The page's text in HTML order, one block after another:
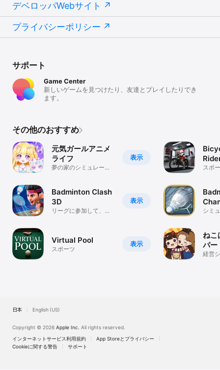
デベロッパWebサイト
プライバシーポリシー
サポート
Game Center
新しいゲームを見つけたり、友達とプレイしたりでき
ます。
その他のおすすめ
表示
元気ガールアニメ
ライフ
夢の家のシミュレーシ
表示
Badminton Clash
3D
リーグに参加して、思
表示
Virtual Pool
スポーツ
スポ
シミ
ねこ
パー
ゲー
経営
日本 English (US)
Copyright © 2026 Apple Inc. All rights reserved.
インターネットサービス利用規約
App Storeとプライバシー
Cookieに関する警告
サポート